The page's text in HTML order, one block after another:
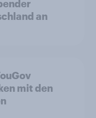
an
mit den